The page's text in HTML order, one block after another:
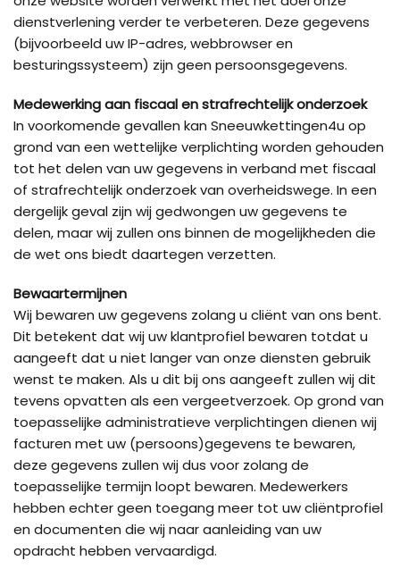
dienstverlening verder te verbeteren. Deze gegevens
(bijvoorbeeld uw IP-adres, webbrowser en
besturingssysteem) zijn geen persoonsgegevens.
Medewerking aan fiscaal en strafrechtelijk onderzoek
In voorkomende gevallen kan Sneeuwkettingen4u op
grond van een wettelijke verplichting worden gehouden
tot het delen van uw gegevens in verband met fiscaal
of strafrechtelijk onderzoek van overheidswege. In een
dergelijk geval zijn wij gedwongen uw gegevens te
delen, maar wij zullen ons binnen de mogelijkheden die
de wet ons biedt daartegen verzetten.
Bewaartermijnen
Wij bewaren uw gegevens zolang u cliënt van ons bent.
Dit betekent dat wij uw klantprofiel bewaren totdat u
aangeeft dat u niet langer van onze diensten gebruik
wenst te maken. Als u dit bij ons aangeeft zullen wij dit
tevens opvatten als een vergeetverzoek. Op grond van
toepasselijke administratieve verplichtingen dienen wij
facturen met uw (persoons)gegevens te bewaren,
deze gegevens zullen wij dus voor zolang de
toepasselijke termijn loopt bewaren. Medewerkers
hebben echter geen toegang meer tot uw cliëntprofiel
en documenten die wij naar aanleiding van uw
opdracht hebben vervaardigd.